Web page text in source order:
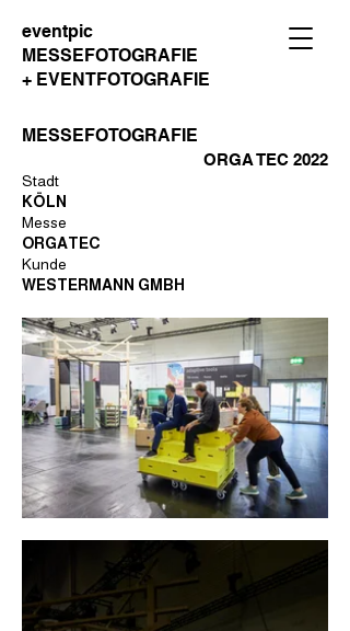
eventpic
MESSEFOTOGRAFIE
+ EVENTFOTOGRAFIE
MESSEFOTOGRAFIE
ORGA TEC 2022
Stadt
KÖLN
Messe
ORGATEC
Kunde
WESTERMANN GMBH